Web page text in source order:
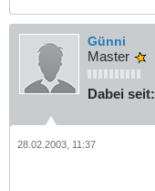
Günni
Master
Dabei seit:
28.02.2003, 11:37